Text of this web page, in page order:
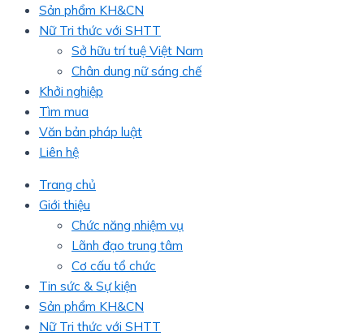
Sản phẩm KH&CN
Nữ Tri thức với SHTT
Sở hữu trí tuệ Việt Nam
Chân dung nữ sáng chế
Khởi nghiệp
Tìm mua
Văn bản pháp luật
Liên hệ
Trang chủ
Giới thiệu
Chức năng nhiệm vụ
Lãnh đạo trung tâm
Cơ cấu tổ chức
Tin sức & Sự kiện
Sản phẩm KH&CN
Nữ Tri thức với SHTT